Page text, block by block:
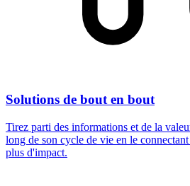
Solutions de bout en bout
Tirez parti des informations et de la
long de son cycle de vie en le
plus d'impact.